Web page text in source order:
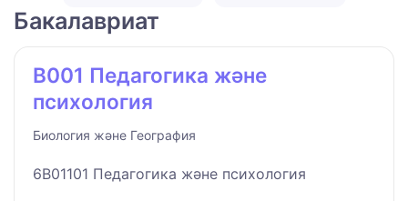
Бакалавриат
B001 Педагогика және
психология
Биология және География
6B01101 Педагогика және психология